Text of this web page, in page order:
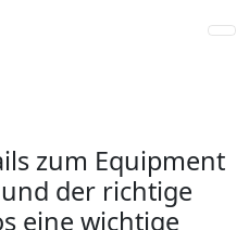
zum Equipment
der richtige
eine wichtige